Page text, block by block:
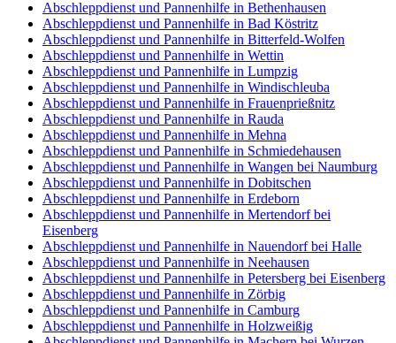
Abschleppdienst und Pannenhilfe in Bethenhausen
Abschleppdienst und Pannenhilfe in Bad Köstritz
Abschleppdienst und Pannenhilfe in Bitterfeld-Wolfen
Abschleppdienst und Pannenhilfe in Wettin
Abschleppdienst und Pannenhilfe in Lumpzig
Abschleppdienst und Pannenhilfe in Windischleuba
Abschleppdienst und Pannenhilfe in Frauenprießnitz
Abschleppdienst und Pannenhilfe in Rauda
Abschleppdienst und Pannenhilfe in Mehna
Abschleppdienst und Pannenhilfe in Schmiedehausen
Abschleppdienst und Pannenhilfe in Wangen bei Naumburg
Abschleppdienst und Pannenhilfe in Dobitschen
Abschleppdienst und Pannenhilfe in Erdeborn
Abschleppdienst und Pannenhilfe in Mertendorf bei
Eisenberg
Abschleppdienst und Pannenhilfe in Nauendorf bei Halle
Abschleppdienst und Pannenhilfe in Neehausen
Abschleppdienst und Pannenhilfe in Petersberg bei Eisenberg
Abschleppdienst und Pannenhilfe in Zörbig
Abschleppdienst und Pannenhilfe in Camburg
Abschleppdienst und Pannenhilfe in Holzweißig